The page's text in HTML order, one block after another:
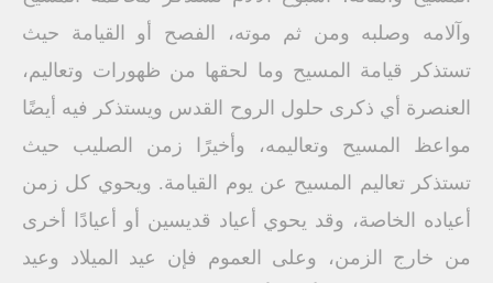
وآلامه وصلبه ومن ثم موته، الفصح أو القيامة حيث
تستذكر قيامة المسيح وما لحقها من ظهورات وتعاليم،
العنصرة أي ذكرى حلول الروح القدس ويستذكر فيه أيضًا
مواعظ المسيح وتعاليمه، وأخيرًا زمن الصليب حيث
تستذكر تعاليم المسيح عن يوم القيامة. ويحوي كل زمن
أعياده الخاصة، وقد يحوي أعياد قديسين أو أعيادًا أخرى
من خارج الزمن، وعلى العموم فإن عيد الميلاد وعيد